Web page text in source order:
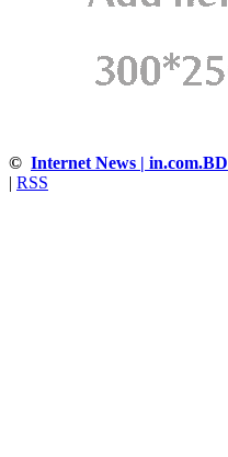
© Internet News | in.com.BD
RSS